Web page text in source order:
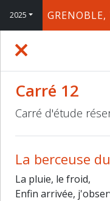
2025 GRENOBLE,
+
Carré 12
Carré d'étude
La berceuse
La pluie, le froid,
Enfin arrivée,